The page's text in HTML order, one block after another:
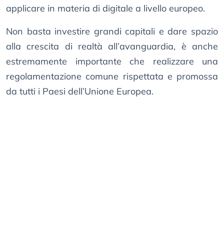
applicare in materia di digitale a livello europeo.
Non basta investire grandi capitali e dare spazio
alla crescita di realtà all’avanguardia, è anche
estremamente importante che realizzare una
regolamentazione comune rispettata e promossa
da tutti i Paesi dell’Unione Europea.